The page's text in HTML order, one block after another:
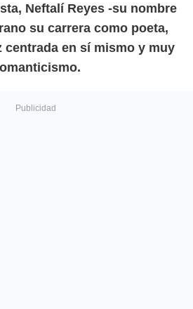
Neftalí Reyes -su nombre
su carrera como poeta,
centrada en sí mismo y muy